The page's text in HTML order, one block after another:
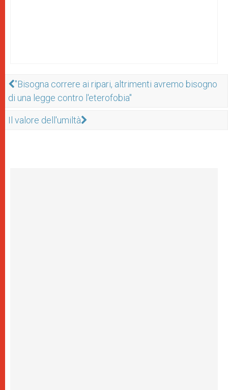
"Bisogna correre ai ripari, altrimenti avremo bisogno
di una legge contro l'eterofobia"
Il valore dell'umiltà